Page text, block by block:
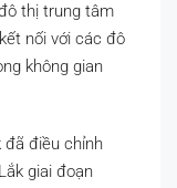
thị trung tâm
nối với các đô
không gian
đã điều chỉnh
giai đoạn